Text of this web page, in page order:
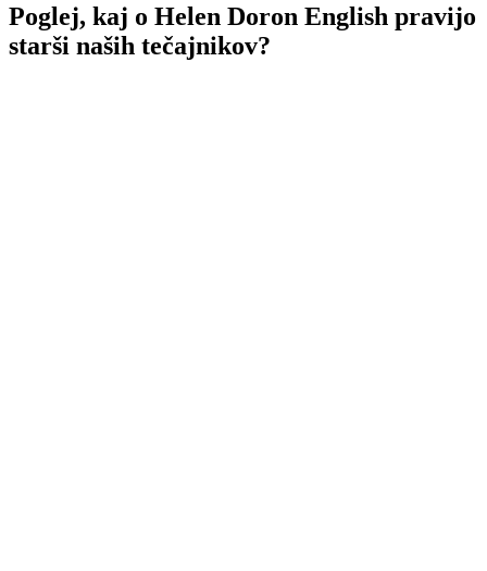
Poglej, kaj o Helen Doron English pravijo
starši naših tečajnikov?